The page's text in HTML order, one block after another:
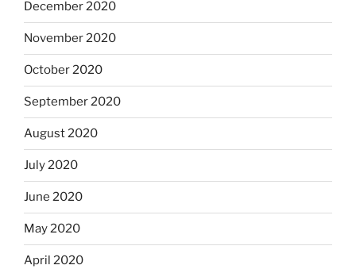
December 2020
November 2020
October 2020
September 2020
August 2020
July 2020
June 2020
May 2020
April 2020